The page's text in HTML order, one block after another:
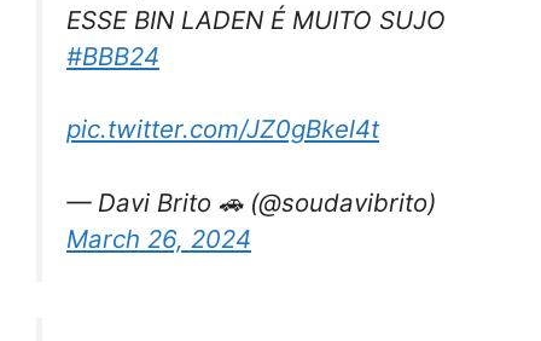
ESSE BIN LADEN É MUITO SUJO
#BBB24
pic.twitter.com/JZ0gBkel4t
— Davi Brito 🚗 (@soudavibrito)
March 26, 2024